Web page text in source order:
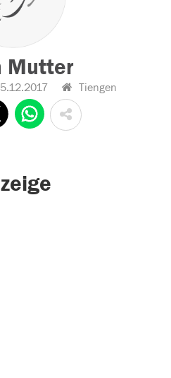
Mutter
Tiengen